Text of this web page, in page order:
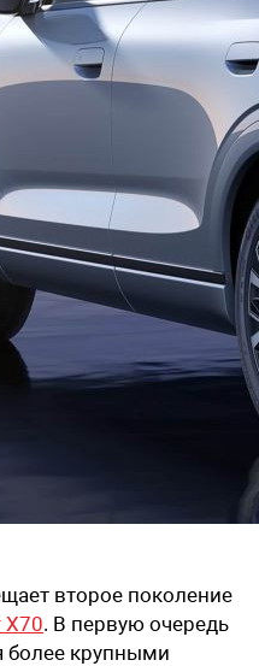
второе поколение
X70. В первую очередь
более крупными